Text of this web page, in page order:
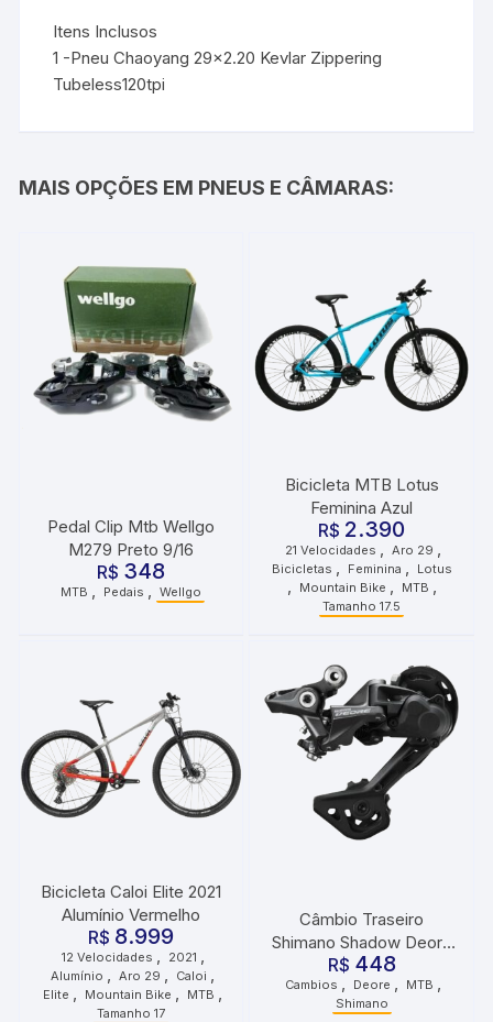
Itens Inclusos
1 -Pneu Chaoyang 29×2.20 Kevlar Zippering
Tubeless120tpi
MAIS OPÇÕES EM PNEUS E CÂMARAS:
Pedal Clip Mtb Wellgo
M279 Preto 9/16
R$ 348
MTB Pedais Wellgo
Bicicleta MTB Lotus
Feminina Azul
R$ 2.390
21 Velocidades Aro 29
Bicicletas Feminina Lotus
Mountain Bike MTB
Tamanho 17.5
Bicicleta Caloi Elite 2021
Alumínio Vermelho
R$ 8.999
12 Velocidades 2021
Alumínio Aro 29 Caloi
Elite Mountain Bike MTB
Tamanho 17
Câmbio Traseiro
Shimano Shadow Deore
RD-M5120 SGS 10/11V
R$ 448
Cambios , Deore , MTB ,
Shimano